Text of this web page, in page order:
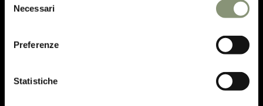
delNecessari
Preferenze
Statistiche
Sorbetto Moscow Mule
Piccola degustazione dei nostri dessert
* Il prezzo si intende a persona / Realizzato